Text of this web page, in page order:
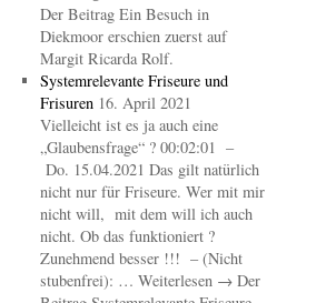
Der Beitrag Ein Besuch in
Diekmoor erschien zuerst auf
Margit Ricarda Rolf.
Systemrelevante Friseure und
Frisuren 16. April 2021
Vielleicht ist es ja auch eine
„Glaubensfrage“ ? 00:02:01 –
Do. 15.04.2021 Das gilt natürlich
nicht nur für Friseure. Wer mit mir
nicht will, mit dem will ich auch
nicht. Ob das funktioniert ?
Zunehmend besser !!! – (Nicht
stubenfrei): … Weiterlesen → Der